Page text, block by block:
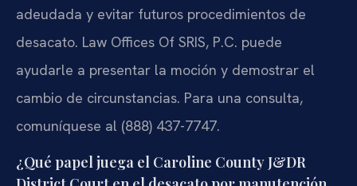
adeudada y evitar futuros procedimientos de
desacato. Law Offices Of SRIS, P.C. puede
ayudarle a presentar la moción y demostrar el
cambio de circunstancias. Para una consulta,
comuníquese al (888) 437-7747.
¿Qué papel juega el Caroline County J&DR